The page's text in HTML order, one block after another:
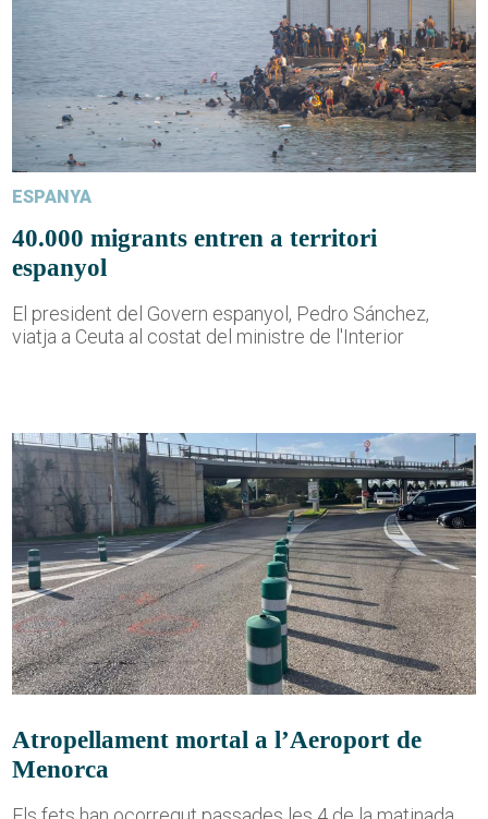
ESPANYA
40.000 migrants entren a territori
espanyol
El president del Govern espanyol, Pedro Sánchez,
viatja a Ceuta al costat del ministre de l'Interior
Atropellament mortal a l’Aeroport de
Menorca